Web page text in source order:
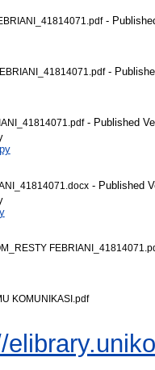
-
-
- Published
- Published
KOMUNIKASI.pdf